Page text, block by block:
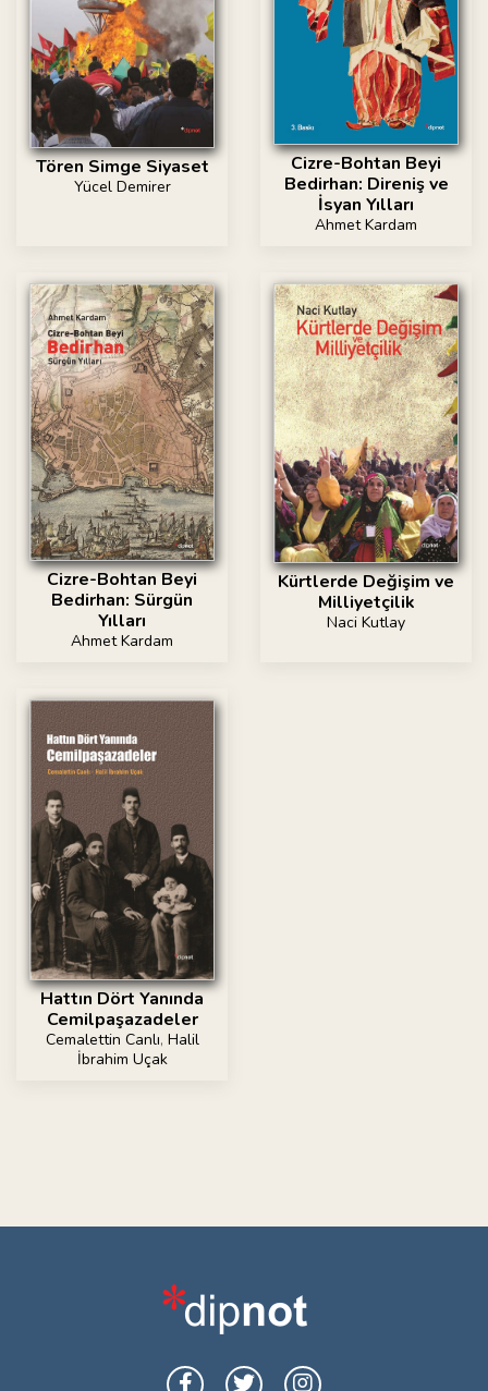
Tören Simge Siyaset
Yücel Demirer
Cizre-Bohtan Beyi
Bedirhan: Direniş ve
İsyan Yılları
Ahmet Kardam
Cizre-Bohtan Beyi
Bedirhan: Sürgün
Yılları
Ahmet Kardam
Kürtlerde Değişim ve
Milliyetçilik
Naci Kutlay
Hattın Dört Yanında
Cemilpaşazadeler
Cemalettin Canlı, Halil
İbrahim Uçak